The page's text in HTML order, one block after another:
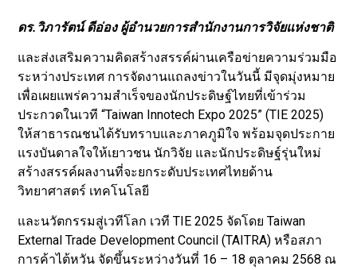
ดร.วิภารัตน์ ดีอ่อง ผู้อำนวยการสำนักงานการวิจัยแห่งชาติ
และส่งเสริมความคิดสร้างสรรค์ผ่านเครือข่ายความร่วมมือ
ระหว่างประเทศ การจัดงานแถลงข่าวในวันนี้ มีจุดมุ่งหมาย
เพื่อเผยแพร่ความสำเร็จของนักประดิษฐ์ไทยที่เข้าร่วม
ประกวดในเวที “Taiwan Innotech Expo 2025” (TIE 2025)
ให้สาธารณชนได้รับทราบและภาคภูมิใจ พร้อมจุดประกาย
แรงบันดาลใจให้เยาวชน นักวิจัย และนักประดิษฐ์รุ่นใหม่
สร้างสรรค์ผลงานที่จะยกระดับประเทศไทยด้าน
วิทยาศาสตร์ เทคโนโลยี
และนวัตกรรมสู่เวทีโลก เวที TIE 2025 จัดโดย Taiwan
External Trade Development Council (TAITRA) หรือสภา
การค้าไต้หวัน จัดขึ้นระหว่างวันที่ 16 – 18 ตุลาคม 2568 ณ